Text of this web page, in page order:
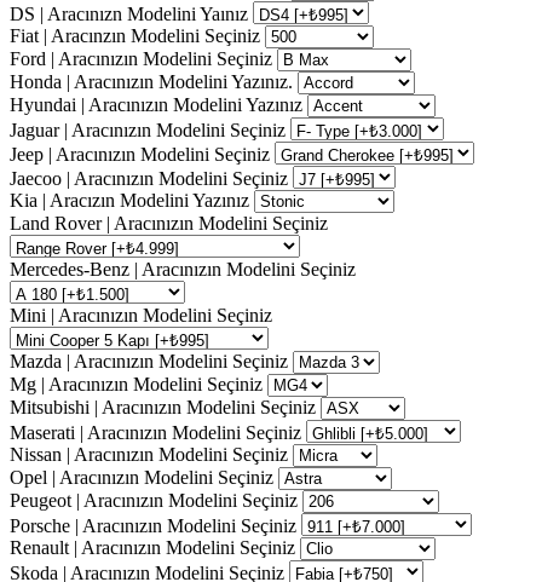
DS | Aracınızn Modelini Yaınız
Fiat | Aracınzın Modelini Seçiniz
Ford | Aracınızın Modelini Seçiniz
Honda | Aracınızın Modelini Yazınız.
Hyundai | Aracınızın Modelini Yazınız
Jaguar | Aracınızın Modelini Seçiniz
Jeep | Aracınızın Modelini Seçiniz
Jaecoo | Aracınızın Modelini Seçiniz
Kia | Aracızın Modelini Yazınız
Land Rover | Aracınızın Modelini Seçiniz
Mercedes-Benz | Aracınızın Modelini Seçiniz
Mini | Aracınızın Modelini Seçiniz
Mazda | Aracınızın Modelini Seçiniz
Mg | Aracınızın Modelini Seçiniz
Mitsubishi | Aracınızın Modelini Seçiniz
Maserati | Aracınızın Modelini Seçiniz
Nissan | Aracınızın Modelini Seçiniz
Opel | Aracınızın Modelini Seçiniz
Peugeot | Aracınızın Modelini Seçiniz
Porsche | Aracınızın Modelini Seçiniz
Renault | Aracınızın Modelini Seçiniz
Skoda | Aracınızın Modelini Seçiniz